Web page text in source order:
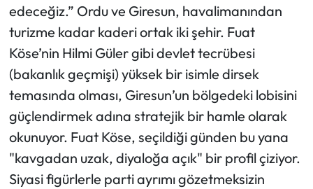
edeceğiz.” Ordu ve Giresun, havalimanından
turizme kadar kaderi ortak iki şehir. Fuat
Köse’nin Hilmi Güler gibi devlet tecrübesi
(bakanlık geçmişi) yüksek bir isimle dirsek
temasında olması, Giresun’un bölgedeki lobisini
güçlendirmek adına stratejik bir hamle olarak
okunuyor. Fuat Köse, seçildiği günden bu yana
"kavgadan uzak, diyaloğa açık" bir profil çiziyor.
Siyasi figürlerle parti ayrımı gözetmeksizin